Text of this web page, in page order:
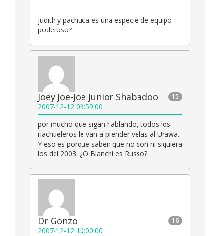
———-
judith y pachuca es una especie de equipo
poderoso?
15
Joey Joe-Joe Junior Shabadoo
2007-12-12 09:59:00
por mucho que sigan hablando, todos los
riachueleros le van a prender velas al Urawa.
Y eso es porque saben que no son ni siquiera
los del 2003. ¿O Bianchi es Russo?
16
Dr Gonzo
2007-12-12 10:00:00